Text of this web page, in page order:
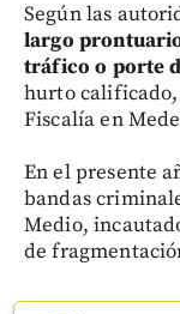
Según las
largo
tráfico o porte
hurto calificado,
Fiscalía en
En el presente
bandas
Medio,
de